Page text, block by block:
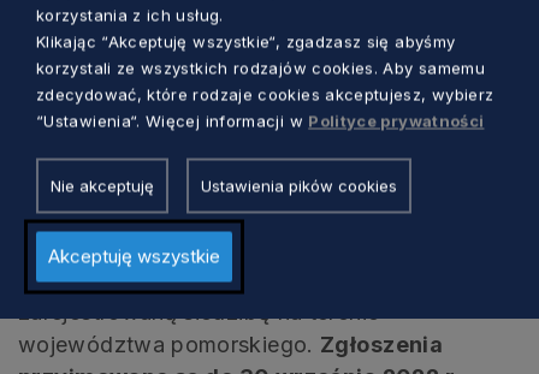
Dodatkowo, media i instytucje patronujące
konkursowi wyłonią spośród uczestników
laureataGryfa Medialnego.
Gdzie można znaleźć informacje?
Udział w konkursie jest bezpłatny i mogą do
niego przystąpić przedsiębiorstwa, które mają
województwa pomorskiego. Zgłoszenia
korzystania z ich usług.
Klikając “Akceptuję wszystkie“, zgadzasz się abyśmy
korzystali ze wszystkich rodzajów cookies. Aby samemu
zdecydować, które rodzaje cookies akceptujesz, wybierz
“Ustawienia“. Więcej informacji w Polityce prywatności
Nie akceptuję Ustawienia pików cookies
Akceptuję wszystkie